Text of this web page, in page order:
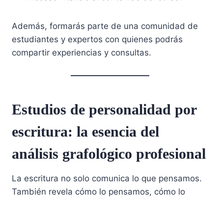
Además, formarás parte de una comunidad de
estudiantes y expertos con quienes podrás
compartir experiencias y consultas.
Estudios de personalidad por
escritura: la esencia del
análisis grafológico profesional
La escritura no solo comunica lo que pensamos.
También revela cómo lo pensamos, cómo lo